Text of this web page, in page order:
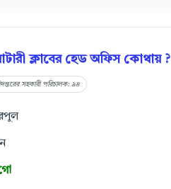
ক্লাবের হেড অফিস কোথায় ?
সহকারী পরিচালক: ৯৪